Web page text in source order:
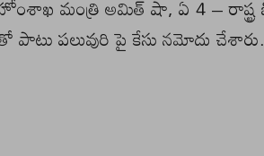
మంత్రి అమిత్ షా, ఏ 4 – రాష్ట్ర
పాటు పలువురి పై కేసు నమోదు